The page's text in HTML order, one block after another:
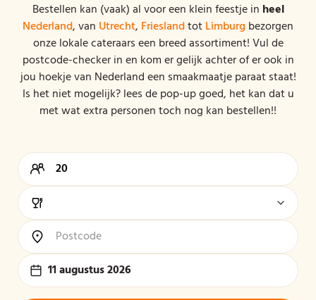
Bestellen kan (vaak) al voor een klein feestje in heel
Nederland, van Utrecht, FrieslandtotLimburg bezorgen
onze lokale cateraars een breed assortiment! Vul de
postcode-checker in en kom er gelijk achter of er ook in
jou hoekje van Nederland een smaakmaatje paraat staat!
Is het niet mogelijk? lees de pop-up goed, het kan dat u
met wat extra personen toch nog kan bestellen!!
11 augustus 2026